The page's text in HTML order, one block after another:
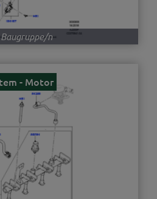
Baugruppe/n
- Motor